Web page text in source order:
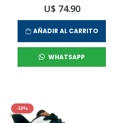
U$ 74.90
AÑADIR AL CARRITO
WHATSAPP
-50%